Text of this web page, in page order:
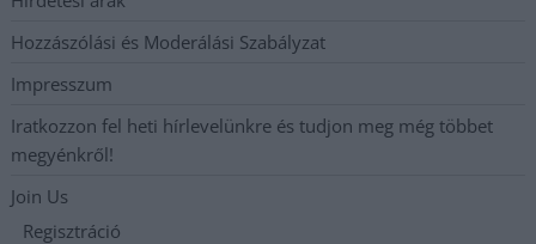
Hozzászólási és Moderálási Szabályzat
Impresszum
Iratkozzon fel heti hírlevelünkre és tudjon meg még többet
megyénkről!
Join Us
Regisztráció